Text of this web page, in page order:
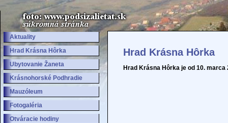
Aktuality
Hrad Krásna Hôrka
Ubytovanie Žaneta
Krásnohorské Podhradie
Mauzóleum
Fotogaléria
Otváracie hodiny
Hrad Krásna Hôrka
Hrad Krásna Hôrka je od 10.